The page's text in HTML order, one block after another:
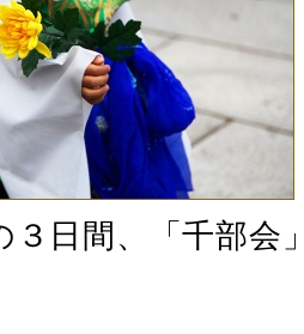
３日間、「千部会